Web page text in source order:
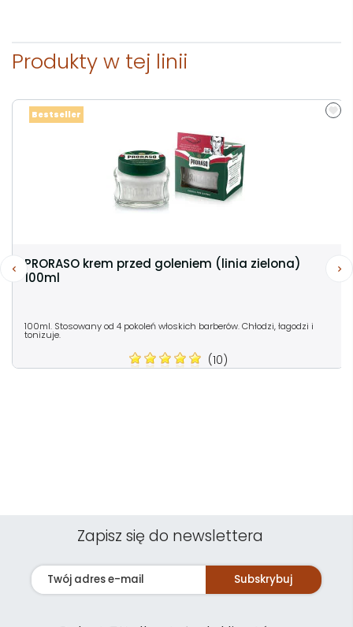
Produkty w tej linii
PRORASO krem przed goleniem (linia zielona)
100ml
100ml. Stosowany od 4 pokoleń włoskich barberów. Chłodzi, łagodzi i
tonizuje.
(10)
Bestseller
Zapisz się do newslettera
Subskrybuj